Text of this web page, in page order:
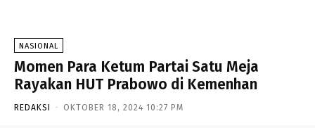
NASIONAL
Momen Para Ketum Partai Satu Meja
Rayakan HUT Prabowo di Kemenhan
REDAKSI - OKTOBER 18, 2024 10:27 PM